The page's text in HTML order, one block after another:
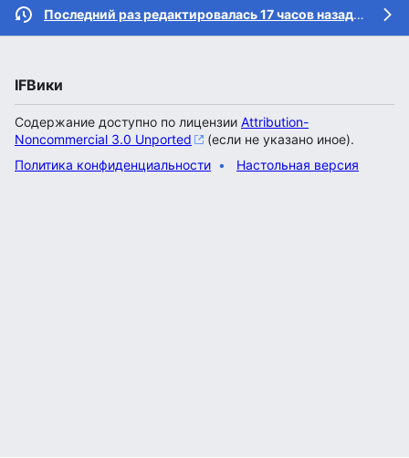
Последний раз редактировалась 17 часов назад
IFВики
Содержание доступно по лицензии Attribution-
Noncommercial 3.0 Unported
(если не указано иное).
Политика конфиденциальности
Настольная версия